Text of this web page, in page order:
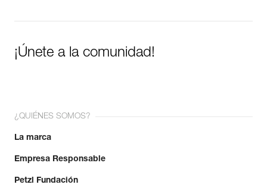
¡Únete a la comunidad!
¿QUIÉNES SOMOS?
La marca
Empresa Responsable
Petzl Fundación